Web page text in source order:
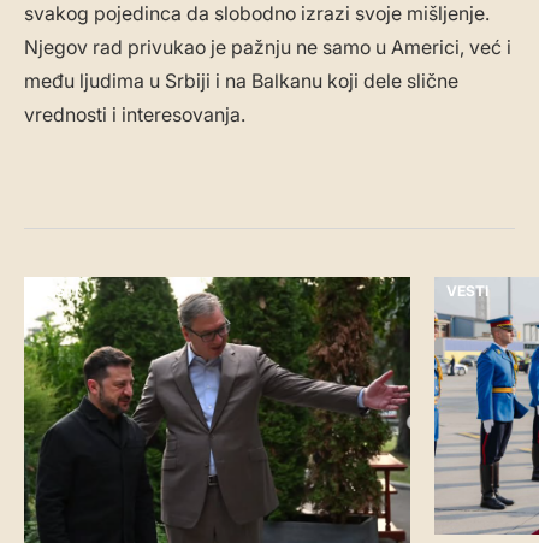
svakog pojedinca da slobodno izrazi svoje mišljenje.
Njegov rad privukao je pažnju ne samo u Americi, već i
među ljudima u Srbiji i na Balkanu koji dele slične
vrednosti i interesovanja.
VESTI VESTI